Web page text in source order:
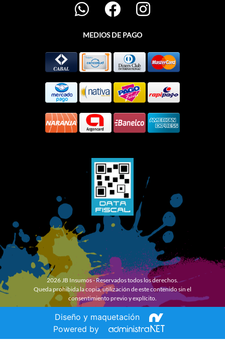
MEDIOS DE PAGO
2026 JB Insumos - Reservados todos los derechos.
Queda prohibida la copia, utilización de este contenido sin el
consentimiento previo y explícito.
Diseño y maquetación
Powered by